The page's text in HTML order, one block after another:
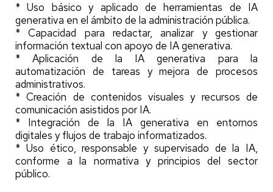
* Uso básico y aplicado de herramientas de IA
generativa en el ámbito de la administración pública.
* Capacidad para redactar, analizar y gestionar
información textual con apoyo de IA generativa.
* Aplicación de la IA generativa para la
automatización de tareas y mejora de procesos
administrativos.
* Creación de contenidos visuales y recursos de
comunicación asistidos por IA.
* Integración de la IA generativa en entornos
digitales y flujos de trabajo informatizados.
* Uso ético, responsable y supervisado de la IA,
conforme a la normativa y principios del sector
público.